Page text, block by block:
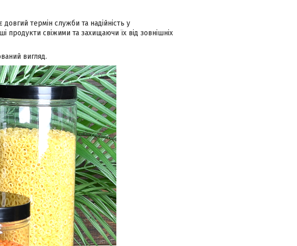
термін служби та надійність у
продукти свіжими та захищаючи їх від зовнішніх
вигляд.